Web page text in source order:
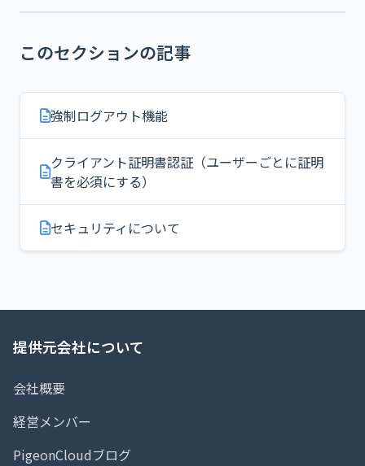
このセクションの記事
強制ログアウト機能
クライアント証明書認証（ユーザーごとに証明
書を必須にする）
セキュリティについて
提供元会社について
会社概要
経営メンバー
PigeonCloudブログ